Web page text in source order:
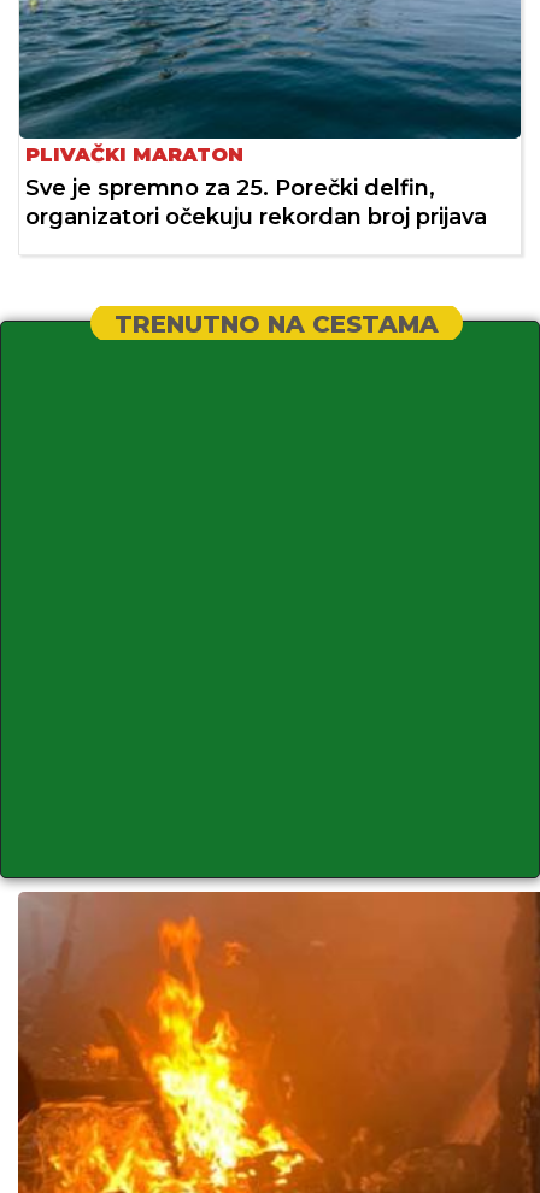
PLIVAČKI MARATON
Sve je spremno za 25. Porečki delfin,
organizatori očekuju rekordan broj prijava
TRENUTNO NA CESTAMA